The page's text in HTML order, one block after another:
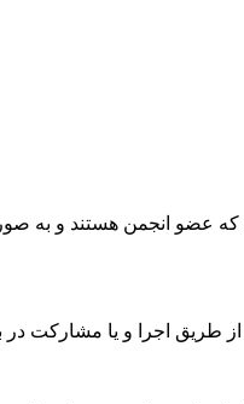
که عضو انجمن هستند و
اجرا و یا مشارکت در